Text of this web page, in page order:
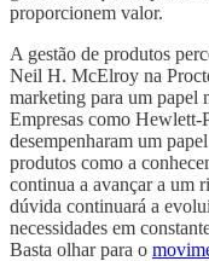
proporcionem valor.
A gestão de produtos
Neil H. McElroy na
marketing para um papel
Empresas como
desempenharam um
produtos como a
continua a avançar a um
dúvida continuará a
necessidades em
Basta olhar para o